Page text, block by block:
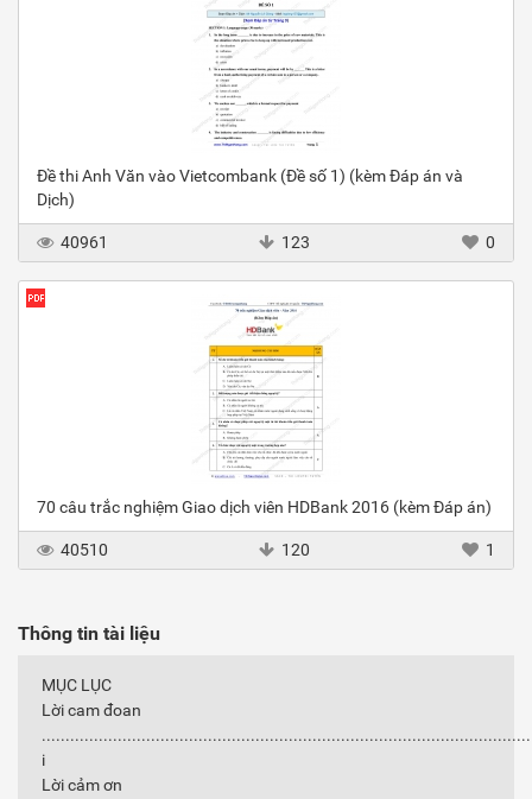
Đề thi Anh Văn vào Vietcombank (Đề số 1) (kèm Đáp án và
Dịch)
40961 123 0
70 câu trắc nghiệm Giao dịch viên HDBank 2016 (kèm Đáp án)
40510 120 1
Thông tin tài liệu
MỤC LỤC
Lời cam đoan
i
Lời cảm ơn